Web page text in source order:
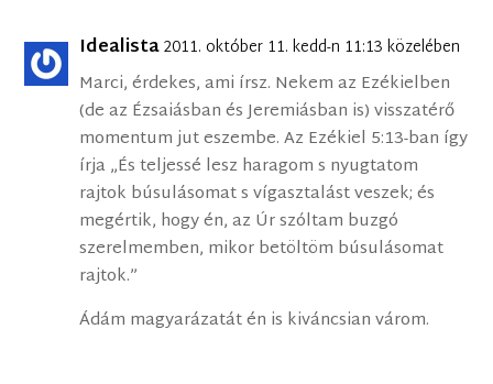
Idealista2011. október 11. kedd-n 11:13 közelében
Marci, érdekes, ami írsz. Nekem az Ezékielben
(de az Ézsaiásban és Jeremiásban is) visszatérő
momentum jut eszembe. Az Ezékiel 5:13-ban így
írja „És teljessé lesz haragom s nyugtatom
rajtok búsulásomat s vígasztalást veszek; és
megértik, hogy én, az Úr szóltam buzgó
szerelmemben, mikor betöltöm búsulásomat
rajtok.”
Ádám magyarázatát én is kiváncsian várom.